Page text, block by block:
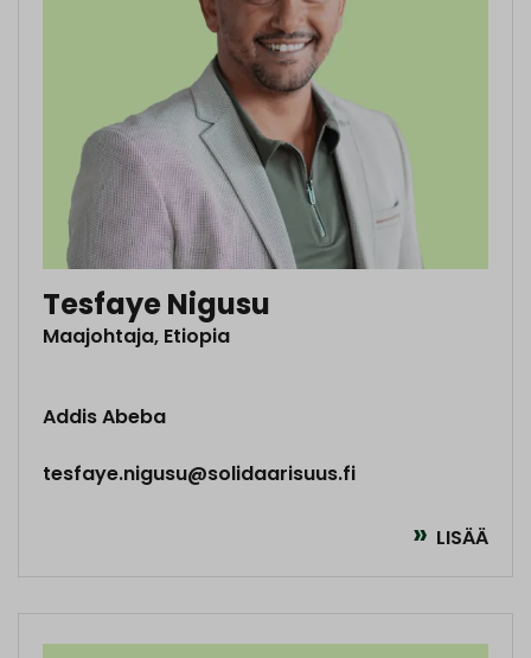
Tesfaye Nigusu
Maajohtaja, Etiopia
Addis Abeba
tesfaye.nigusu@solidaarisuus.fi
LISÄÄ